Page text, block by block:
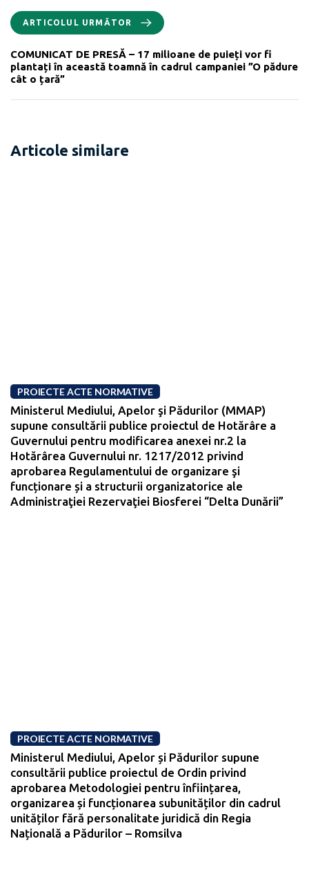
ARTICOLUL URMĂTOR
COMUNICAT DE PRESĂ – 17 milioane de puieți vor fi
plantați în această toamnă în cadrul campaniei ”O pădure
cât o țară”
Articole similare
PROIECTE ACTE NORMATIVE
Ministerul Mediului, Apelor şi Pădurilor (MMAP)
supune consultării publice proiectul de Hotărâre a
Guvernului pentru modificarea anexei nr.2 la
Hotărârea Guvernului nr. 1217/2012 privind
aprobarea Regulamentului de organizare şi
funcționare și a structurii organizatorice ale
Administraţiei Rezervaţiei Biosferei “Delta Dunării”
PROIECTE ACTE NORMATIVE
Ministerul Mediului, Apelor și Pădurilor supune
consultării publice proiectul de Ordin privind
aprobarea Metodologiei pentru înființarea,
organizarea și funcționarea subunităților din cadrul
unităților fără personalitate juridică din Regia
Națională a Pădurilor – Romsilva